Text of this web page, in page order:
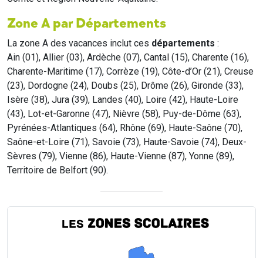
Zone A par Départements
La zone A des vacances inclut ces départements :
Ain (01), Allier (03), Ardèche (07), Cantal (15), Charente (16),
Charente-Maritime (17), Corrèze (19), Côte-d’Or (21), Creuse
(23), Dordogne (24), Doubs (25), Drôme (26), Gironde (33),
Isère (38), Jura (39), Landes (40), Loire (42), Haute-Loire
(43), Lot-et-Garonne (47), Nièvre (58), Puy-de-Dôme (63),
Pyrénées-Atlantiques (64), Rhône (69), Haute-Saône (70),
Saône-et-Loire (71), Savoie (73), Haute-Savoie (74), Deux-
Sèvres (79), Vienne (86), Haute-Vienne (87), Yonne (89),
Territoire de Belfort (90).